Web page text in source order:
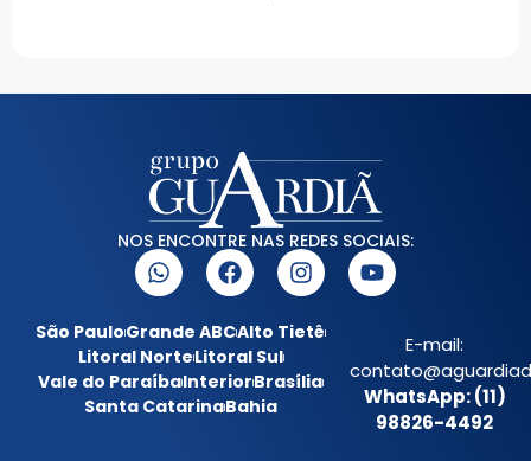
NOS ENCONTRE NAS REDES SOCIAIS:
São PauloGrande ABCAlto Tietê
Litoral NorteLitoral Sul
Vale do ParaíbaInteriorBrasília
Santa CatarinaBahia
E-mail:
WhatsApp: (11)
98826-4492